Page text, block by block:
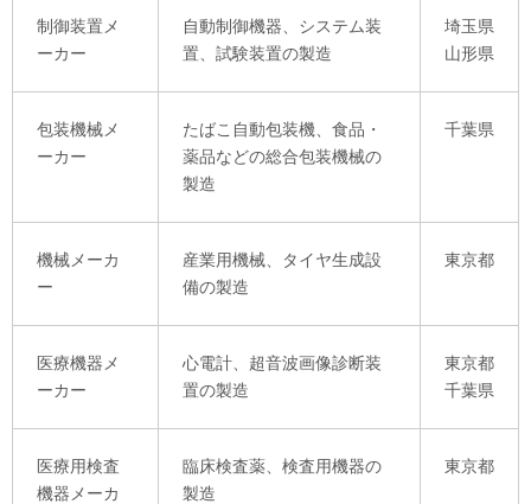
制御装置メ
ーカー
自動制御機器、システム装
置、試験装置の製造
埼玉県
山形県
包装機械メ
ーカー
たばこ自動包装機、食品・
薬品などの総合包装機械の
製造
千葉県
機械メーカ
ー
産業用機械、タイヤ生成設
備の製造
東京都
医療機器メ
ーカー
心電計、超音波画像診断装
置の製造
東京都
千葉県
医療用検査
機器メーカ
臨床検査薬、検査用機器の
製造
東京都